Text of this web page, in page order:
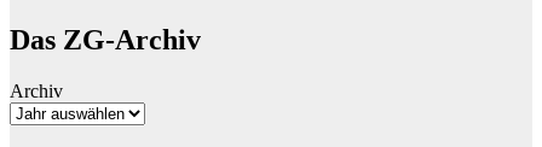
Das ZG-Archiv
Archiv